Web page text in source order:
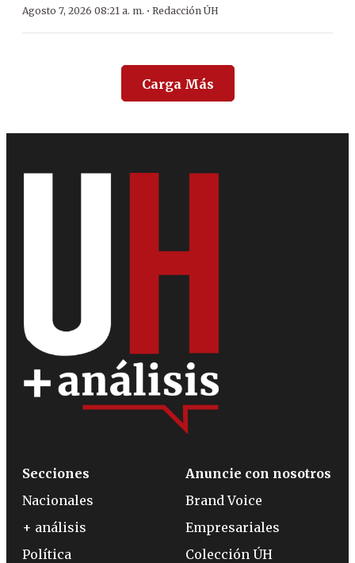
Agosto 7, 2026 08:21 a. m. · Redacción ÚH
Carga Más
Secciones
Nacionales
+ análisis
Política
Anuncie con nosotros
Brand Voice
Empresariales
Colección ÚH